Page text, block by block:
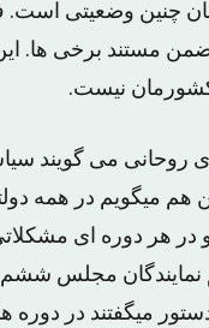
چنین وضعیتی است.
مستند برخی ها. این
نیست.
روحانی می گویند
هم میگویم در همه
در هر دوره ای
مجلس ششم
میگفتند در